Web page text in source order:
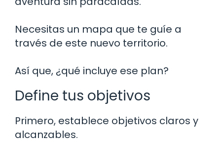
Necesitas un mapa que te guíe a
través de este nuevo territorio.
Así que, ¿qué incluye ese plan?
Define tus objetivos
Primero, establece objetivos claros y
alcanzables.